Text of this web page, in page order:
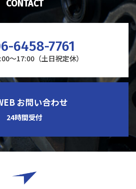
CONTACT
6458-7761
～17:00（土日祝定休）
お問い合わせ
24時間受付